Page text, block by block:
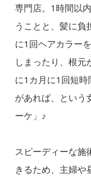
専門店。1時間以
うことと、髪に負
に1回ヘアカラー
しまったり、根
に1カ月に1回短
があれば、という
ーケ」♪
スピーディーな施
きるため、主婦や